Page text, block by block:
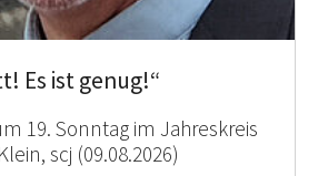
Es ist genug!“
19. Sonntag im Jahreskreis
scj (09.08.2026)